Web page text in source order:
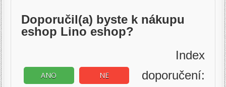
Doporučil(a) byste k nákupu
eshop Lino eshop?
ANO NE
Index
doporučení: